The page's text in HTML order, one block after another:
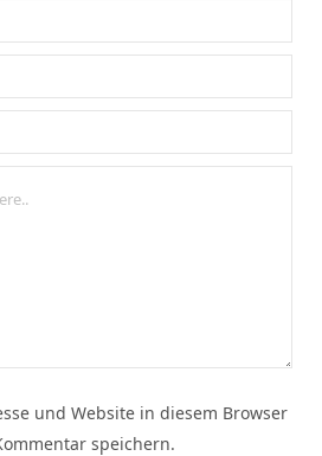
und Website in diesem Browser
speichern.